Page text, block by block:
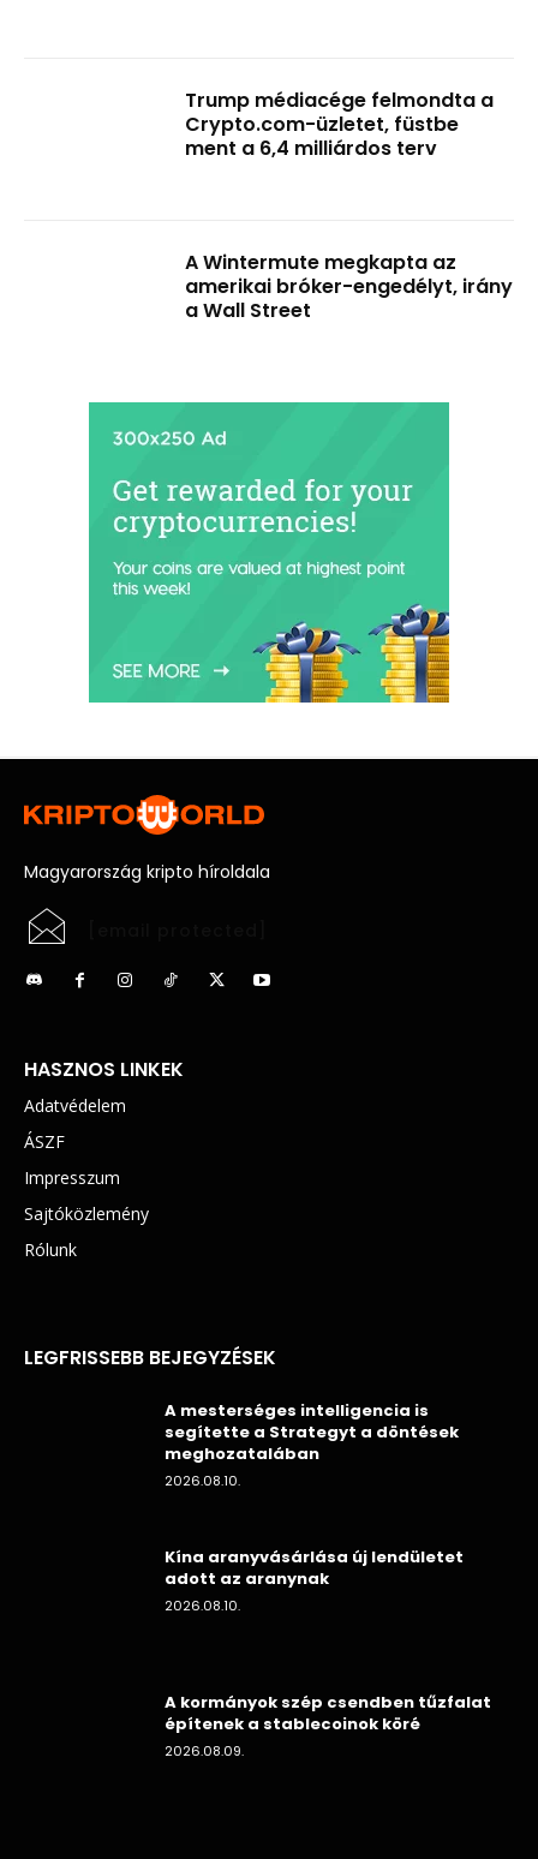
Trump médiacége felmondta a
Crypto.com-üzletet, füstbe
ment a 6,4 milliárdos terv
A Wintermute megkapta az
amerikai bróker-engedélyt, irány
a Wall Street
Magyarország kripto híroldala
HASZNOS LINKEK
Adatvédelem
ÁSZF
Impresszum
Sajtóközlemény
Rólunk
LEGFRISSEBB BEJEGYZÉSEK
A mesterséges intelligencia is
segítette a Strategyt a döntések
meghozatalában
2026.08.10.
Kína aranyvásárlása új lendületet
adott az aranynak
2026.08.10.
A kormányok szép csendben tűzfalat
építenek a stablecoinok köré
2026.08.09.